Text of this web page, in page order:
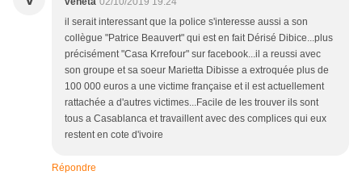
il serait interessant que la police s'interesse aussi a son
collègue "Patrice Beauvert" qui est en fait Dérisé Dibice...plus
précisément "Casa Krrefour" sur facebook...il a reussi avec
son groupe et sa soeur Marietta Dibisse a extroquée plus de
100 000 euros a une victime française et il est actuellement
rattachée a d'autres victimes...Facile de les trouver ils sont
tous a Casablanca et travaillent avec des complices qui eux
restent en cote d'ivoire
Répondre